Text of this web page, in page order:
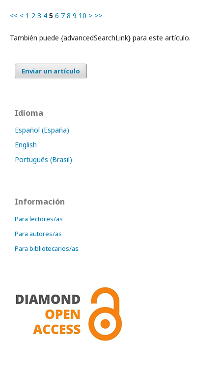
<< < 1 2 3 4 5 6 7 8 9 10 > >>
También puede {advancedSearchLink} para este artículo.
Enviar un artículo
Idioma
Español (España)
English
Português (Brasil)
Información
Para lectores/as
Para autores/as
Para bibliotecarios/as